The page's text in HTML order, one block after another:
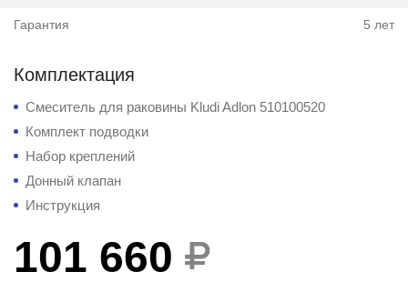
Гарантия 5 лет
Комплектация
Смеситель для раковины Kludi Adlon 510100520
Комплект подводки
Набор креплений
Донный клапан
Инструкция
101 660